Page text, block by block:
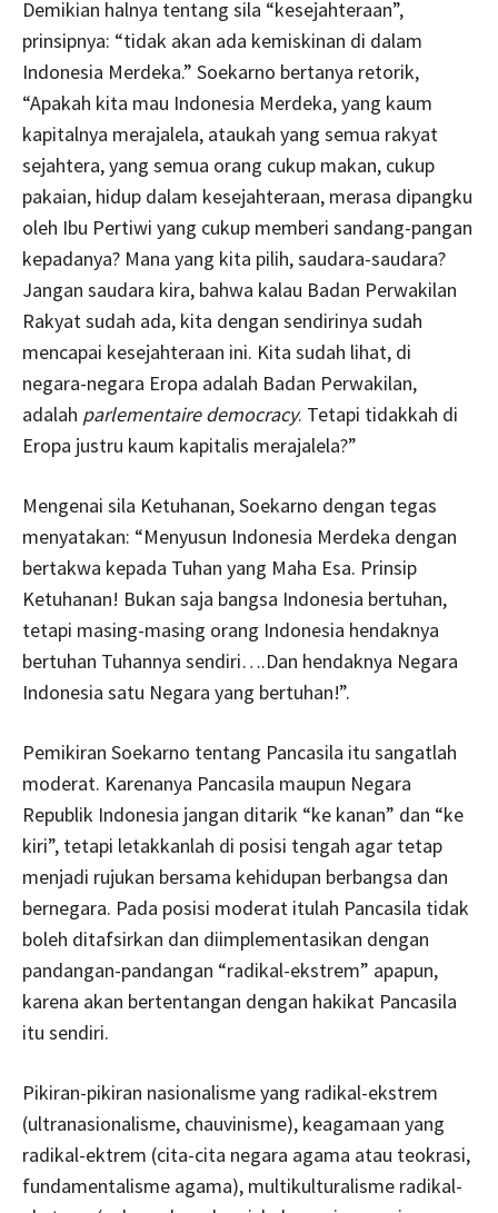
Demikian halnya tentang sila “kesejahteraan”,
prinsipnya: “tidak akan ada kemiskinan di dalam
Indonesia Merdeka.” Soekarno bertanya retorik,
“Apakah kita mau Indonesia Merdeka, yang kaum
kapitalnya merajalela, ataukah yang semua rakyat
sejahtera, yang semua orang cukup makan, cukup
pakaian, hidup dalam kesejahteraan, merasa dipangku
oleh Ibu Pertiwi yang cukup memberi sandang-pangan
kepadanya? Mana yang kita pilih, saudara-saudara?
Jangan saudara kira, bahwa kalau Badan Perwakilan
Rakyat sudah ada, kita dengan sendirinya sudah
mencapai kesejahteraan ini. Kita sudah lihat, di
negara-negara Eropa adalah Badan Perwakilan,
adalah parlementaire democracy. Tetapi tidakkah di
Eropa justru kaum kapitalis merajalela?”
Mengenai sila Ketuhanan, Soekarno dengan tegas
menyatakan: “Menyusun Indonesia Merdeka dengan
bertakwa kepada Tuhan yang Maha Esa. Prinsip
Ketuhanan! Bukan saja bangsa Indonesia bertuhan,
tetapi masing-masing orang Indonesia hendaknya
bertuhan Tuhannya sendiri….Dan hendaknya Negara
Indonesia satu Negara yang bertuhan!”.
Pemikiran Soekarno tentang Pancasila itu sangatlah
moderat. Karenanya Pancasila maupun Negara
Republik Indonesia jangan ditarik “ke kanan” dan “ke
kiri”, tetapi letakkanlah di posisi tengah agar tetap
menjadi rujukan bersama kehidupan berbangsa dan
bernegara. Pada posisi moderat itulah Pancasila tidak
boleh ditafsirkan dan diimplementasikan dengan
pandangan-pandangan “radikal-ekstrem” apapun,
karena akan bertentangan dengan hakikat Pancasila
itu sendiri.
Pikiran-pikiran nasionalisme yang radikal-ekstrem
(ultranasionalisme, chauvinisme), keagamaan yang
radikal-ektrem (cita-cita negara agama atau teokrasi,
fundamentalisme agama), multikulturalisme radikal-